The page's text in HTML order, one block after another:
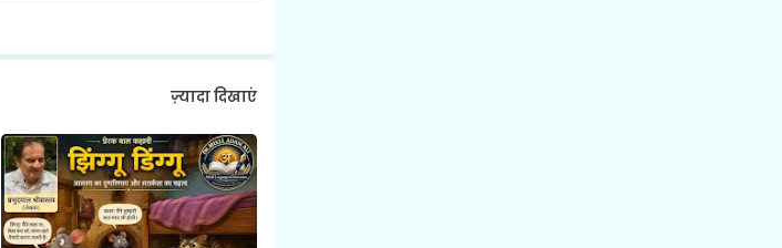
ज़्यादा दिखाएं